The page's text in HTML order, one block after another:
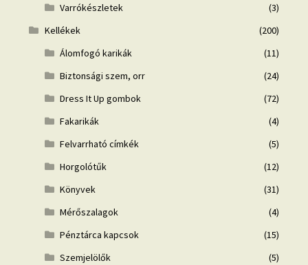
Varrókészletek
(3)
Kellékek
(200)
Álomfogó karikák
(11)
Biztonsági szem, orr
(24)
Dress It Up gombok
(72)
Fakarikák
(4)
Felvarrható címkék
(5)
Horgolótűk
(12)
Könyvek
(31)
Mérőszalagok
(4)
Pénztárca kapcsok
(15)
Szemjelölők
(5)